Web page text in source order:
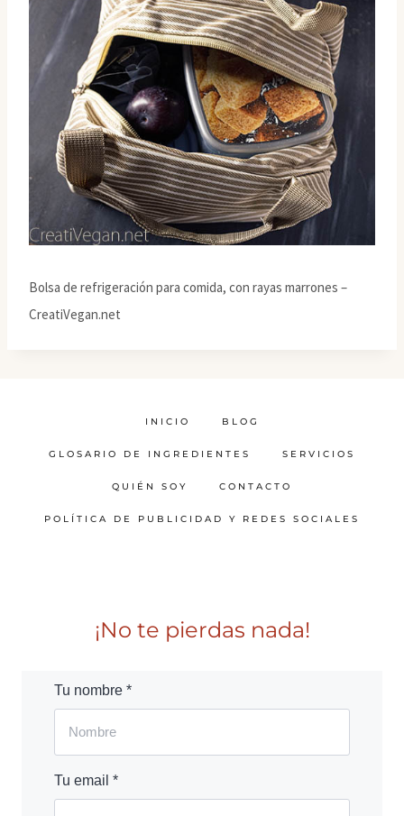
Bolsa de refrigeración para comida, con rayas marrones –
CreatiVegan.net
INICIO BLOG
GLOSARIO DE INGREDIENTES SERVICIOS
QUIÉN SOY CONTACTO
POLÍTICA DE PUBLICIDAD Y REDES SOCIALES
¡No te pierdas nada!
Tu nombre *
Tu email *